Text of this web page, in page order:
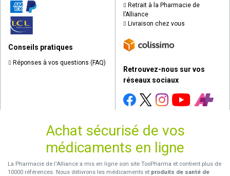
Conseils pratiques
Réponses à vos questions (FAQ)
Retrait à la Pharmacie de
l’Alliance
Livraison chez vous
Retrouvez-nous sur vos
réseaux sociaux
Achat sécurisé de vos
médicaments en ligne
La Pharmacie de l'Alliance a mis en ligne son site TooPharma et contient plus de
10000 références. Nous délivrons les médicaments et produits de santé de